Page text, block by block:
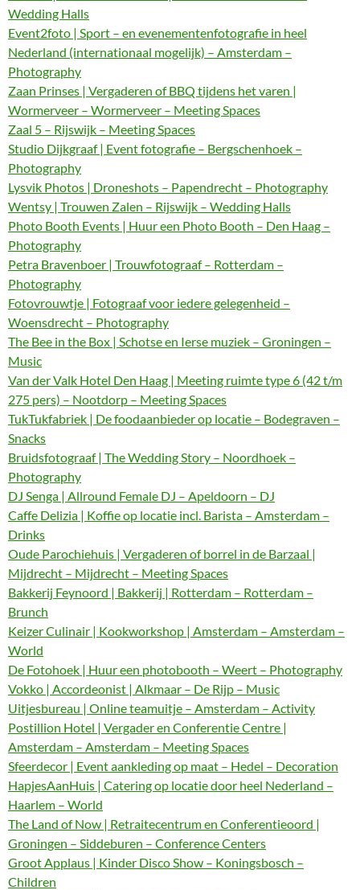
Wedding Halls
Event2foto | Sport – en evenementenfotografie in heel
Nederland (internationaal mogelijk) – Amsterdam –
Photography
Zaan Prinses | Vergaderen of BBQ tijdens het varen |
Wormerveer – Wormerveer – Meeting Spaces
Zaal 5 – Rijswijk – Meeting Spaces
Studio Dijkgraaf | Event fotografie – Bergschenhoek –
Photography
Lysvik Photos | Droneshots – Papendrecht – Photography
Wentsy | Trouwen Zalen – Rijswijk – Wedding Halls
Photo Booth Events | Huur een Photo Booth – Den Haag –
Photography
Petra Bravenboer | Trouwfotograaf – Rotterdam –
Photography
Fotovrouwtje | Fotograaf voor iedere gelegenheid –
Woensdrecht – Photography
The Bee in the Box | Schotse en Ierse muziek – Groningen –
Music
Van der Valk Hotel Den Haag | Meeting ruimte type 6 (42 t/m
275 pers) – Nootdorp – Meeting Spaces
TukTukfabriek | De foodaanbieder op locatie – Bodegraven –
Snacks
Bruidsfotograaf | The Wedding Story – Noordhoek –
Photography
DJ Senga | Allround Female DJ – Apeldoorn – DJ
Caffe Delizia | Koffie op locatie incl. Barista – Amsterdam –
Drinks
Oude Parochiehuis | Vergaderen of borrel in de Barzaal |
Mijdrecht – Mijdrecht – Meeting Spaces
Bakkerij Feynoord | Bakkerij | Rotterdam – Rotterdam –
Brunch
Keizer Culinair | Kookworkshop | Amsterdam – Amsterdam –
World
De Fotohoek | Huur een photobooth – Weert – Photography
Vokko | Accordeonist | Alkmaar – De Rijp – Music
Uitjesbureau | Online teamuitje – Amsterdam – Activity
Postillion Hotel | Vergader en Conferentie Centre |
Amsterdam – Amsterdam – Meeting Spaces
Sfeerdecor | Event aankleding op maat – Hedel – Decoration
HapjesAanHuis | Catering op locatie door heel Nederland –
Haarlem – World
The Land of Now | Retraitecentrum en Conferentieoord |
Groningen – Siddeburen – Conference Centers
Groot Applaus | Kinder Disco Show – Koningsbosch –
Children